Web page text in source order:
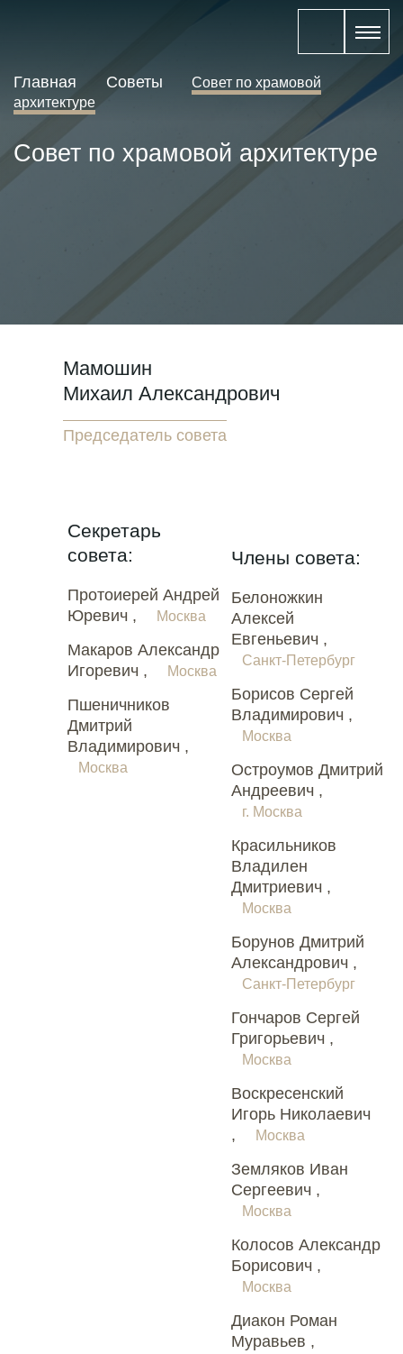
Главная Cоветы
Совет по храмовой
архитектуре
Совет по храмовой архитектуре
Мамошин
Михаил Александрович
Председатель совета
Секретарь
совета:
Протоиерей Андрей
Юревич ,
Москва
Макаров Александр
Игоревич ,
Москва
Пшеничников
Дмитрий
Владимирович ,
Москва
Члены совета:
Белоножкин
Алексей
Евгеньевич ,
Санкт-Петербург
Борисов Сергей
Владимирович ,
Москва
Остроумов Дмитрий
Андреевич ,
г. Москва
Красильников
Владилен
Дмитриевич ,
Москва
Борунов Дмитрий
Александрович ,
Санкт-Петербург
Гончаров Сергей
Григорьевич ,
Москва
Воскресенский
Игорь Николаевич
,
Москва
Земляков Иван
Сергеевич ,
Москва
Колосов Александр
Борисович ,
Москва
Диакон Роман
Муравьев ,